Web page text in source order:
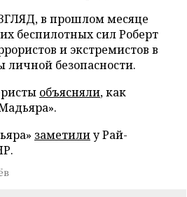
в прошлом месяце
беспилотных сил Роберт
и экстремистов в
личной безопасности.
объясняли, как
заметилиу Рай-